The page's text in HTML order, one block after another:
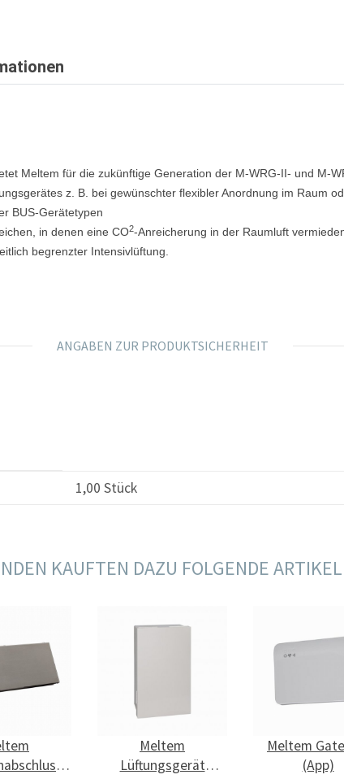
Meltem für die zukünftige Generation der M-WRG-II- und M-
z. B. bei gewünschter flexibler Anordnung im Raum
BUS-Gerätetypen
in denen eine CO2-Anreicherung in der Raumluft
begrenzter Intensivlüftung.
ANGABEN ZUR PRODUKTSICHERHEIT
1,00 Stück
KAUFTEN DAZU FOLGENDE
Meltem
Lüftungsgerät
Meltem
(App)